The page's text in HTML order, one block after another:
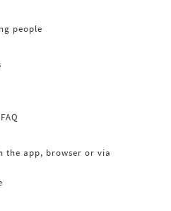
people
the app, browser or via